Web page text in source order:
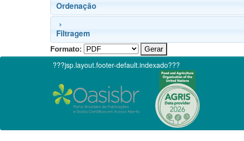
Ordenação
Filtragem
Formato:
???jsp.layout.footer-default.indexado???